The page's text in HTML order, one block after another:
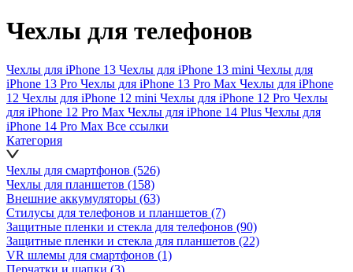
Чехлы для телефонов
Чехлы для iPhone 13 Чехлы для iPhone 13 mini Чехлы для
iPhone 13 Pro Чехлы для iPhone 13 Pro Max Чехлы для iPhone
12 Чехлы для iPhone 12 mini Чехлы для iPhone 12 Pro Чехлы
для iPhone 12 Pro Max Чехлы для iPhone 14 Plus Чехлы для
iPhone 14 Pro Max Все ссылки
Категория
Чехлы для смартфонов (526)
Чехлы для планшетов (158)
Внешние аккумуляторы (63)
Стилусы для телефонов и планшетов (7)
Защитные пленки и стекла для телефонов (90)
Защитные пленки и стекла для планшетов (22)
VR шлемы для смартфонов (1)
Перчатки и шапки (3)